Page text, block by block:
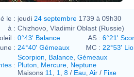
le : jeudi 24 septembre 1739 à 09h30
à : Chizhovo, Vladimir Oblast (Russie)
: 0°43' Balance AS : 6°21'
: 24°40' Gémeaux MC : 22°53'
:
Scorpion Balance Gémeaux
Pluton
Mercure Neptune
Maisons 11 1 8 / Eau Air / Fixe